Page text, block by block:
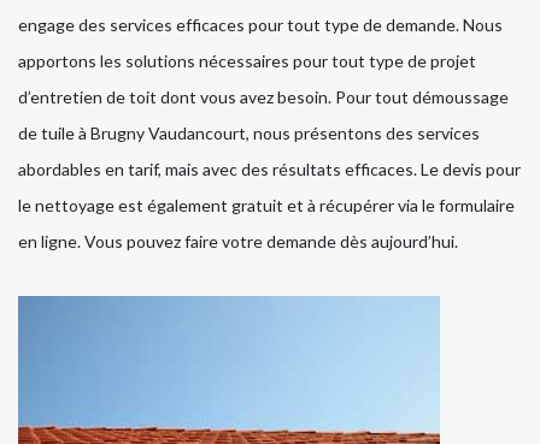
engage des services efficaces pour tout type de demande. Nous
apportons les solutions nécessaires pour tout type de projet
d’entretien de toit dont vous avez besoin. Pour tout démoussage
de tuile à Brugny Vaudancourt, nous présentons des services
abordables en tarif, mais avec des résultats efficaces. Le devis pour
le nettoyage est également gratuit et à récupérer via le formulaire
en ligne. Vous pouvez faire votre demande dès aujourd’hui.